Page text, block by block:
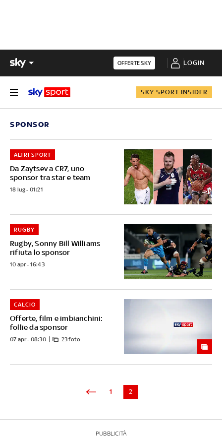
OFFERTE SKY LOGIN
SKY SPORT INSIDER
SPONSOR
Da Zaytsev a CR7, uno
sponsor tra star e team
ALTRI SPORT
18 lug - 01:21
Rugby, Sonny Bill Williams
rifiuta lo sponsor
RUGBY
10 apr - 16:43
Offerte, film e imbianchini:
follie da sponsor
CALCIO
07 apr - 08:30 23 foto
1 2
PUBBLICITÀ